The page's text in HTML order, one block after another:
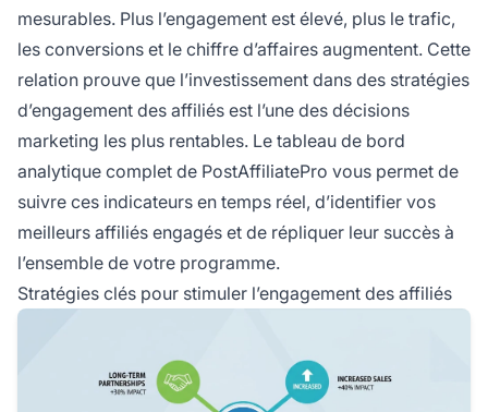
mesurables. Plus l’engagement est élevé, plus le trafic,
les conversions et le chiffre d’affaires augmentent. Cette
relation prouve que l’investissement dans des stratégies
d’engagement des affiliés est l’une des décisions
marketing les plus rentables. Le tableau de bord
analytique complet de PostAffiliatePro vous permet de
suivre ces indicateurs en temps réel, d’identifier vos
meilleurs affiliés engagés et de répliquer leur succès à
l’ensemble de votre programme.
Stratégies clés pour stimuler l’engagement des affiliés